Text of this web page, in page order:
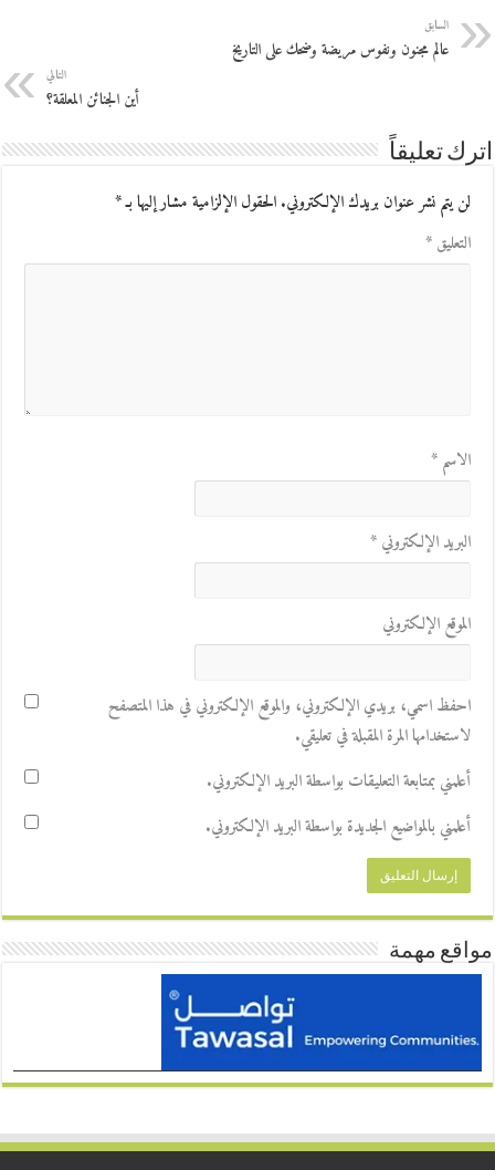
السابق
عالم مجنون ونفوس مريضة وضحك على التاريخ
التالي
أين الجنائن المعلقة؟
اترك تعليقاً
لن يتم نشر عنوان بريدك الإلكتروني.الحقول الإلزامية مشار إليها بـ*
التعليق*
الاسم*
البريد الإلكتروني*
الموقع الإلكتروني
احفظ اسمي، بريدي الإلكتروني، والموقع الإلكتروني في هذا المتصفح
لاستخدامها المرة المقبلة في تعليقي.
أعلمني بمتابعة التعليقات بواسطة البريد الإلكتروني.
أعلمني بالمواضيع الجديدة بواسطة البريد الإلكتروني.
مواقع مهمة